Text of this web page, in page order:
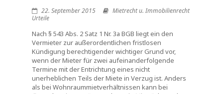
22. September 2015
Mietrecht u. Immobilienrecht
Urteile
Nach § 543 Abs. 2 Satz 1 Nr. 3a BGB liegt ein den
Vermieter zur außerordentlichen fristlosen
Kündigung berechtigender wichtiger Grund vor,
wenn der Mieter für zwei aufeinanderfolgende
Termine mit der Entrichtung eines nicht
unerheblichen Teils der Miete in Verzug ist. Anders
als bei Wohnraummietverhältnissen kann bei